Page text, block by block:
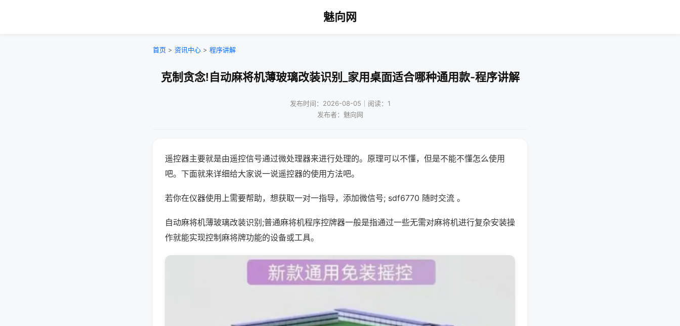
魅向网
首页 > 资讯中心 > 程序讲解
克制贪念!自动麻将机薄玻璃改装识别_家用桌面适合哪种通用款-程序讲解
发布时间：2026-08-05｜阅读：1
发布者：魅向网
遥控器主要就是由遥控信号通过微处理器来进行处理的。原理可以不懂，但是不能不懂怎么使用
吧。下面就来详细给大家说一说遥控器的使用方法吧。
若你在仪器使用上需要帮助，想获取一对一指导，添加微信号; sdf6770 随时交流 。
自动麻将机薄玻璃改装识别;普通麻将机程序控牌器一般是指通过一些无需对麻将机进行复杂安装操
作就能实现控制麻将牌功能的设备或工具。